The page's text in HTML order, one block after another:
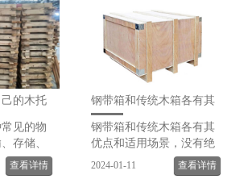
蚀。腐
板的使
货物的
....
的包装材料，木栈板的质
量标准是企业与出口国之
间的桥梁，决定了货物的
运输安全和顺利。因此，
的木托
见的物
存储、
着重要
合自己的
查看详情
钢带箱和传统木箱各有其
优点和适用场景
钢带箱和传统木箱各有其
优点和适用场景，没有绝
对的好坏之分，主要取决
于具体需求。 钢带箱的优
2024-01-11 查看详情